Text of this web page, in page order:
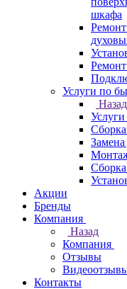
шкафа
Услуги по
Назад
Акции
Бренды
Компания
Назад
Компания
Отзывы
Контакты